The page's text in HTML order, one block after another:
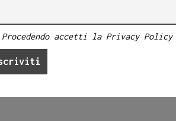
Procedendo accetti la Privacy Policy